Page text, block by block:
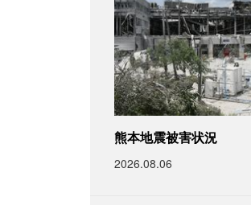
熊本地震被害状況
2026.08.06